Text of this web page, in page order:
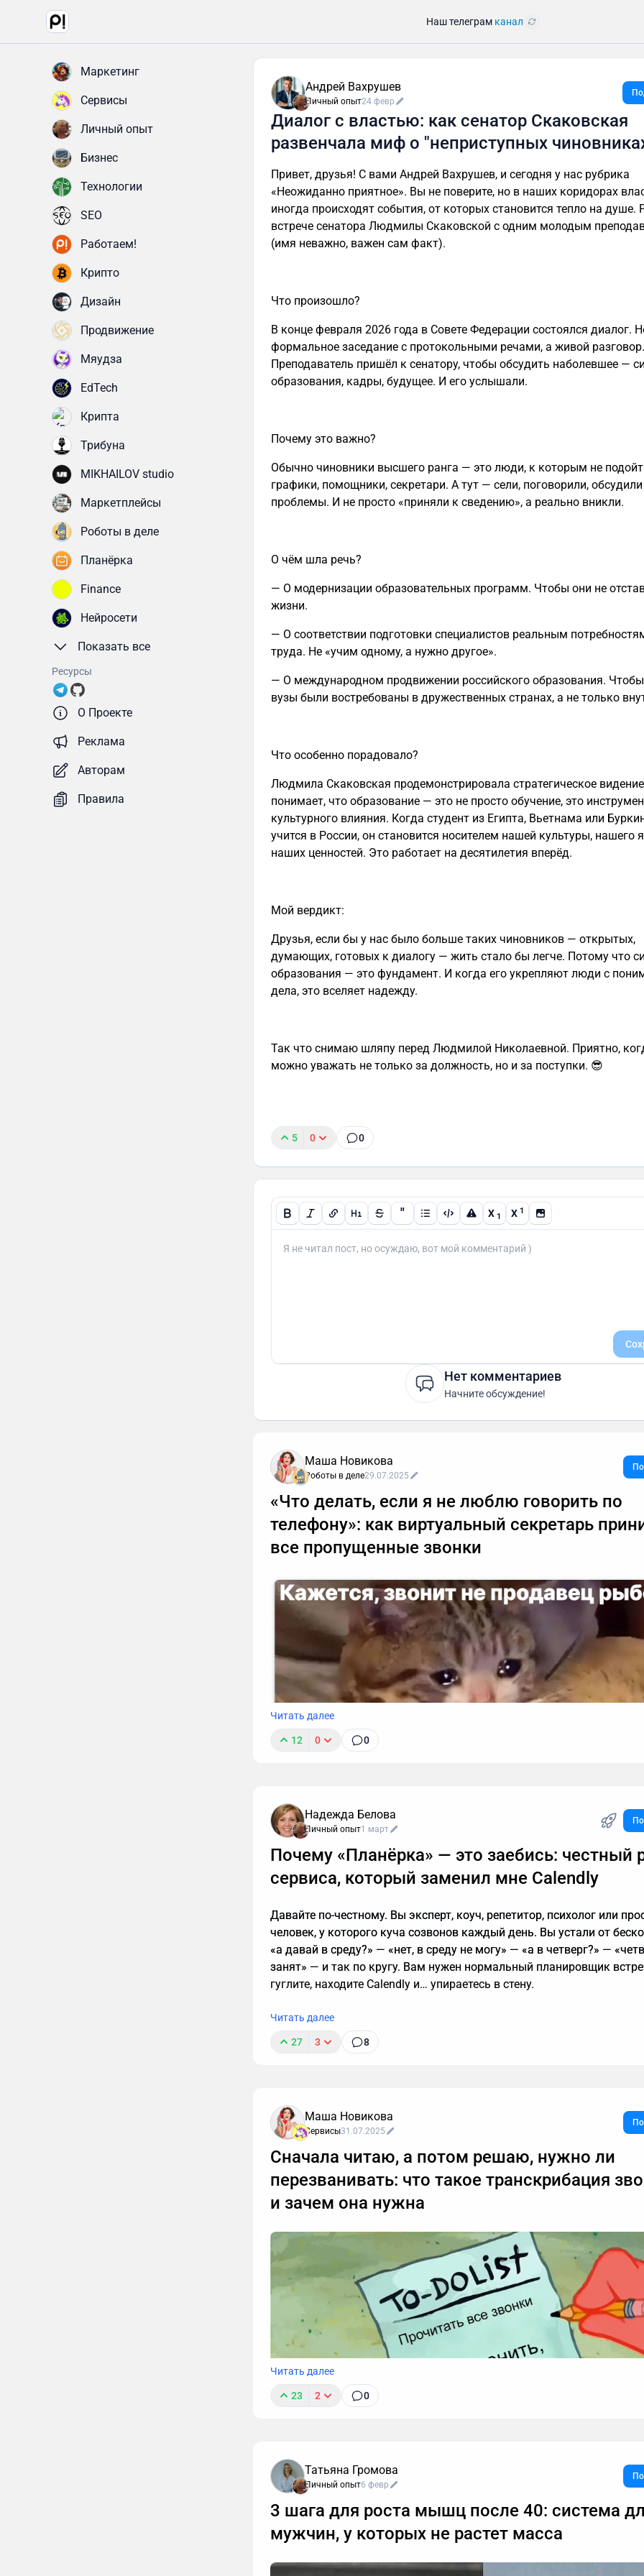
Наш телеграм канал
Маркетинг
Сервисы
Личный опыт
Бизнес
Технологии
SEO
Работаем!
Крипто
Дизайн
Продвижение
Мяудза
EdTech
Крипта
Трибуна
MIKHAILOV studio
Маркетплейсы
Роботы в деле
Планёрка
Finance
Нейросети
Показать все
Ресурсы
О Проекте
Реклама
Авторам
Правила
Андрей Вахрушев
Личный опыт24 февр
Диалог с властью: как сенатор Скаковская
развенчала миф о "неприступных
Привет, друзья! С вами Андрей Вахрушев, и сегодня у нас рубрика
«Неожиданно приятное». Вы не поверите, но в наших коридорах
иногда происходят события, от которых становится тепло на душе.
встрече сенатора Людмилы Скаковской с одним молодым
(имя неважно, важен сам факт).
Что произошло?
В конце февраля 2026 года в Совете Федерации состоялся диалог.
формальное заседание с протокольными речами, а живой разговор.
Преподаватель пришёл к сенатору, чтобы обсудить наболевшее —
образования, кадры, будущее. И его услышали.
Почему это важно?
Обычно чиновники высшего ранга — это люди, к которым не
графики, помощники, секретари. А тут — сели, поговорили, обсудили
проблемы. И не просто «приняли к сведению», а реально вникли.
О чём шла речь?
— О модернизации образовательных программ. Чтобы они не
жизни.
— О соответствии подготовки специалистов реальным
труда. Не «учим одному, а нужно другое».
— О международном продвижении российского образования.
вузы были востребованы в дружественных странах, а не только
Что особенно порадовало?
Людмила Скаковская продемонстрировала стратегическое
понимает, что образование — это не просто обучение, это
культурного влияния. Когда студент из Египта, Вьетнама или
учится в России, он становится носителем нашей культуры, нашего
наших ценностей. Это работает на десятилетия вперёд.
Мой вердикт:
Друзья, если бы у нас было больше таких чиновников — открытых,
думающих, готовых к диалогу — жить стало бы легче. Потому что
образования — это фундамент. И когда его укрепляют люди с
дела, это вселяет надежду.
Так что снимаю шляпу перед Людмилой Николаевной. Приятно,
можно уважать не только за должность, но и за поступки. 😎
5 0 0
" X 1 X 1
Нет комментариев
Начните обсуждение!
Маша Новикова
Роботы в деле29.07.2025
«Что делать, если я не люблю говорить по
телефону»: как виртуальный секретарь
все пропущенные звонки
К сожалению, звонок с незнакомого номера — это обычно спам. И вы
обязаны тратить время, объясняя в десятый раз за день, что вам не
интересны кредиты, консультации и прочие услуги. Если вы
упустить действительно важный разговор, например, ждете курьера,
расскажу, почему стоит делегировать телефонные звонки мне.
Читать далее
12 0 0
Надежда Белова
Личный опыт1 март
Почему «Планёрка» — это заебись: честный
сервиса, который заменил мне Calendly
Давайте по-честному. Вы эксперт, коуч, репетитор, психолог или
человек, у которого куча созвонов каждый день. Вы устали от
«а давай в среду?» — «нет, в среду не могу» — «а в четверг?» —
занят» — и так по кругу. Вам нужен нормальный планировщик
гуглите, находите Calendly и… упираетесь в стену.
Читать далее
27 3 8
Маша Новикова
Сервисы31.07.2025
Сначала читаю, а потом решаю, нужно ли
перезванивать: что такое транскрибация
и зачем она нужна
Звонки могут длиться часами, но важные моменты часто
пару абзацев. Транскрибация преобразует разговоры в текст,
Рассказываю принцип работы этой технологии, способы ее
Читать далее
23 2 0
Татьяна Громова
Личный опыт6 февр
3 шага для роста мышц после 40: система
мужчин, у которых не растет масса